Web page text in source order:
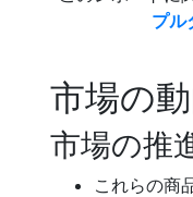
プル
市場の
市場の推
これらの商